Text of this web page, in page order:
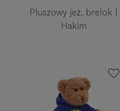
Pluszowy jeż, brelok |
Hakim